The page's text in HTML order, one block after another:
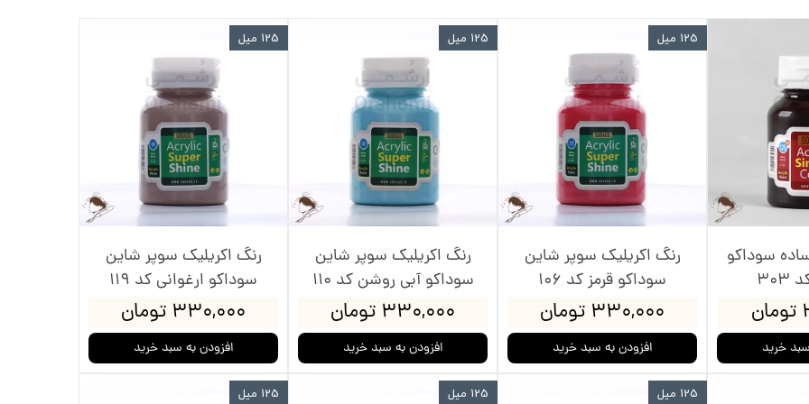
دهنده
وارنیش و حلال
چسب
قلمو
پالت نقاشی
پودر مخمل
سوداکو
خرید
رنگ اکریلیک سوپر شاین
سوداکو قرمز کد 106
۳۳۰,۰۰۰ تومان
افزودن به سبد خرید
125 میل
رنگ اکریلیک سوپر شاین
سوداکو آبی روشن کد 110
۳۳۰,۰۰۰ تومان
افزودن به سبد خرید
125 میل
رنگ اکریلیک سوپر شاین
سوداکو ارغوانی کد 119
۳۳۰,۰۰۰ تومان
افزودن به سبد خرید
125 میل
125 میل 125 میل 125 میل